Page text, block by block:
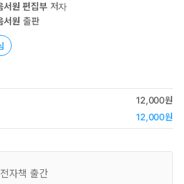
서원 편집부저자
서원 출판
12,000원
12,000원
전자책 출간